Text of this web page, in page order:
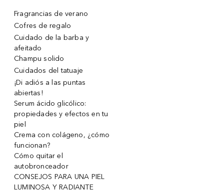
Fragrancias de verano
Cofres de regalo
Cuidado de la barba y
afeitado
Champu solido
Cuidados del tatuaje
¡Di adiós a las puntas
abiertas!
Serum ácido glicólico:
propiedades y efectos en tu
piel
Crema con colágeno, ¿cómo
funcionan?
Cómo quitar el
autobronceador
CONSEJOS PARA UNA PIEL
LUMINOSA Y RADIANTE